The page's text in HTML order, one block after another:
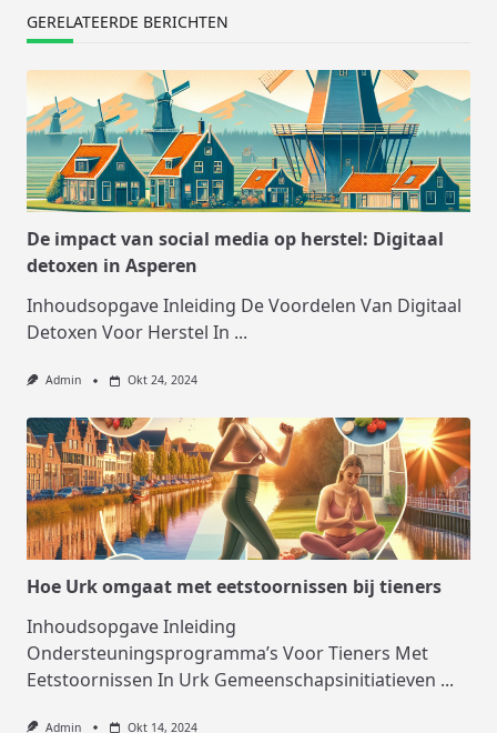
GERELATEERDE BERICHTEN
De impact van social media op herstel: Digitaal
detoxen in Asperen
Inhoudsopgave Inleiding De Voordelen Van Digitaal
Detoxen Voor Herstel In ...
Admin Okt 24, 2024
Hoe Urk omgaat met eetstoornissen bij tieners
Inhoudsopgave Inleiding
Ondersteuningsprogramma’s Voor Tieners Met
Eetstoornissen In Urk Gemeenschapsinitiatieven ...
Admin Okt 14, 2024